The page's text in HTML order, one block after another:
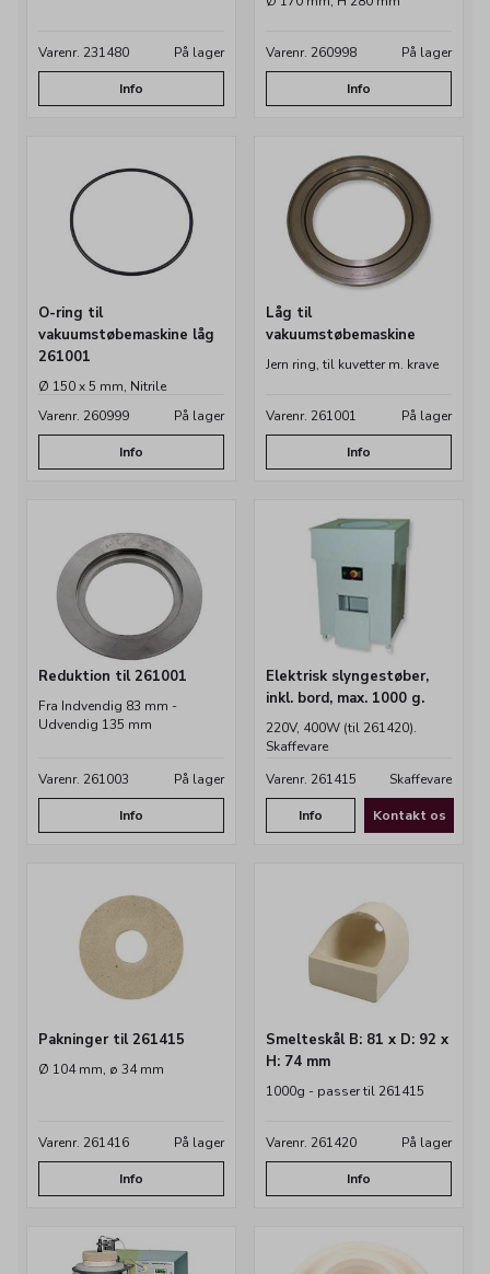
produktion.
Varenr. 231480 På lager
Info
Varenr. 260998 På lager
Info
O-ring til
vakuumstøbemaskine låg
261001
Ø 150 x 5 mm, Nitrile
Varenr. 260999
På lager
Info
Låg til
vakuumstøbemaskine
Jern ring, til kuvetter m. krave
Varenr. 261001 På lager
Info
Reduktion til 261001
Fra Indvendig 83 mm -
Udvendig 135 mm
Varenr. 261003 På lager
Info
Elektrisk slyngestøber,
inkl. bord, max. 1000 g.
220V, 400W (til 261420).
Skaffevare
Varenr. 261415
Skaffevare
Info Kontakt os
Pakninger til 261415
Ø 104 mm, ø 34 mm
Varenr. 261416 På lager
Info
Smelteskål B: 81 x D: 92 x
H: 74 mm
1000g - passer til 261415
Varenr. 261420 På lager
Info